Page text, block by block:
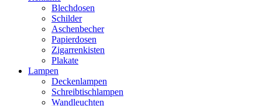
Blechdosen
Schilder
Aschenbecher
Papierdosen
Zigarrenkisten
Plakate
Lampen
Deckenlampen
Schreibtischlampen
Wandleuchten